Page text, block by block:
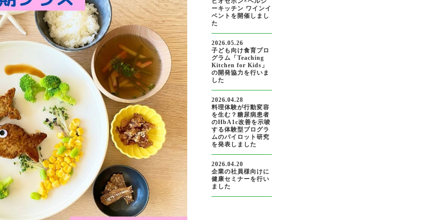
ーキッチン ワインイ
ベントを開催しまし
た
2026.05.26
子ども向け食育プロ
グラム「Teaching
Kitchen for Kids」
の開発協力を行いま
した
2026.04.28
料理体験が行動変容
を生む？糖尿病患者
のHbA1c改善を示唆
する体験型プログラ
ムのパイロット研究
を発表しました
2026.04.20
企業の社員様向けに
健康セミナーを行い
ました